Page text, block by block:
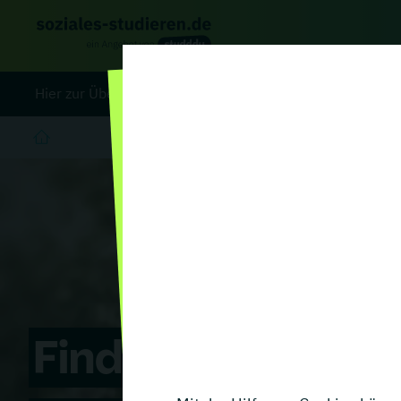
Hier zur Übersicht aller
Finde deine